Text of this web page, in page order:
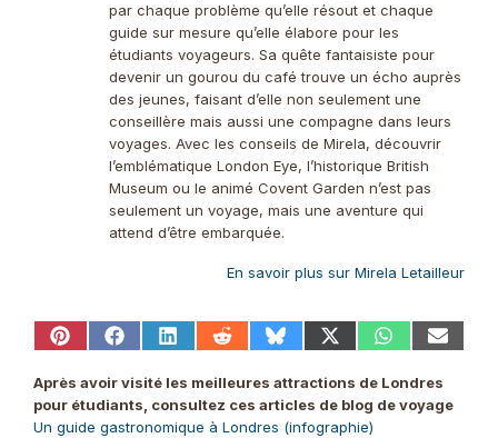
par chaque problème qu’elle résout et chaque
guide sur mesure qu’elle élabore pour les
étudiants voyageurs. Sa quête fantaisiste pour
devenir un gourou du café trouve un écho auprès
des jeunes, faisant d’elle non seulement une
conseillère mais aussi une compagne dans leurs
voyages. Avec les conseils de Mirela, découvrir
l’emblématique London Eye, l’historique British
Museum ou le animé Covent Garden n’est pas
seulement un voyage, mais une aventure qui
attend d’être embarquée.
En savoir plus sur Mirela Letailleur
Share
Pinterest
Share
Facebook
Share
LinkedIn
Share
Reddit
Share
Bluesky
Share
X
(Twitter)
Share
WhatsApp
Share
Email
Après avoir visité les meilleures attractions de Londres
pour étudiants, consultez ces articles de blog de voyage
Un guide gastronomique à Londres (infographie)